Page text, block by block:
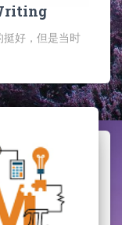
挺好，但是当时